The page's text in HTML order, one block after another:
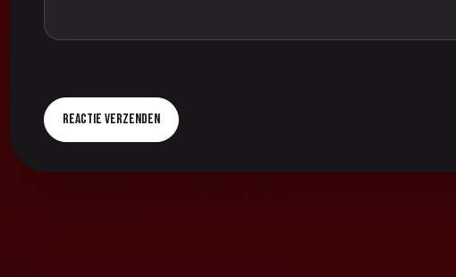
Reactie verzenden